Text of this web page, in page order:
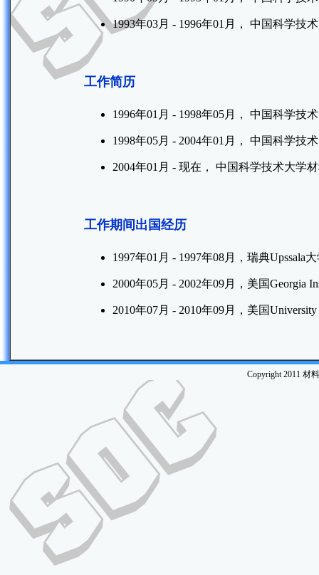
1993年03月 - 1996年01月， 中国科学技
工作简历
1996年01月 - 1998年05月， 中国科学技
1998年05月 - 2004年01月， 中国科学技
2004年01月 - 现在， 中国科学技术大学
工作期间出国经历
1997年01月 - 1997年08月，瑞典Upssala
2000年05月 - 2002年09月，美国Georgia
2010年07月 - 2010年09月，美国University
Copyright 2011 材